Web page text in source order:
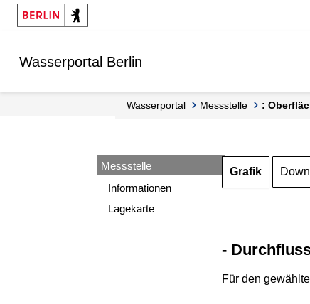
Springe zur Navigation
Springe zum Inhalt
Wasserportal Berlin
Wasserportal Messstelle :
Messstelle
Informationen
Lagekarte
Grafik
-
Für den